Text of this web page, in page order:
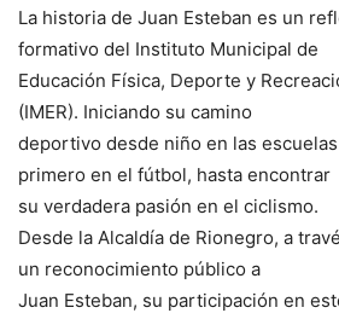
La historia de Juan Esteban es un
formativo del Instituto Municipal de
Educación Física, Deporte y
(IMER). Iniciando su camino
deportivo desde niño en las
primero en el fútbol, hasta encontrar
su verdadera pasión en el ciclismo.
Desde la Alcaldía de Rionegro, a
un reconocimiento público a
Juan Esteban, su participación en